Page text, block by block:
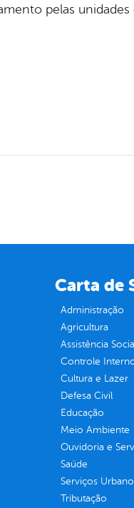
pelas unidades
Carta de
Administração
Agricultura
Assistência
Controle
Cultura e Lazer
Defesa Civil
Educação
Meio Ambiente
Ouvidoria e
Saúde
Serviços
Tributação